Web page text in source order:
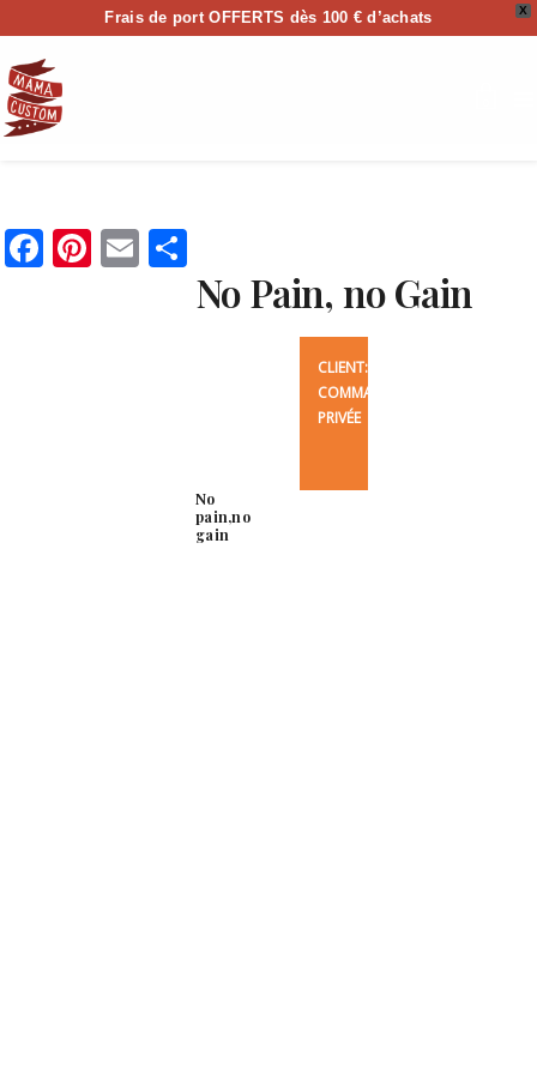
X
Frais de port OFFERTS dès 100 € d’achats
Facebook
Pinterest
Email
No Pain, no Gain
CLIENT:
COMMANDE
PRIVÉE
No
pain,no
gain